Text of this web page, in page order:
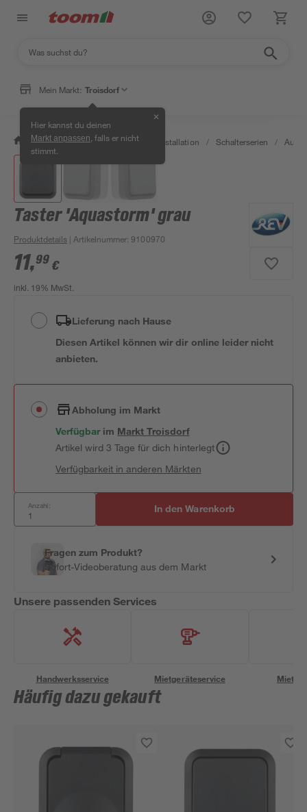
Mein Markt: Troisdorf
Hier kannst du deinen
Markt anpassen , falls er nicht
stimmt.
✕
/ Bauen & Renovieren / Elektroinstallation / Schalterserien /
Taster 'Aquastorm' grau
Produktdetails | Artikelnummer:9100970
11,99 €
inkl. 19% MwSt.
Lieferung nach Hause
Diesen Artikel können wir dir online leider nicht
anbieten.
Abholung im Markt
Verfügbar im MarktTroisdorf
Artikel wird 3 Tage für dich hinterlegt
Verfügbarkeit in anderen Märkten
Anzahl: In den Warenkorb
Fragen zum Produkt?
Sofort-Videoberatung aus dem Markt
Unsere passenden Services
Handwerksservice Mietgeräteservice
Häufig dazu gekauft